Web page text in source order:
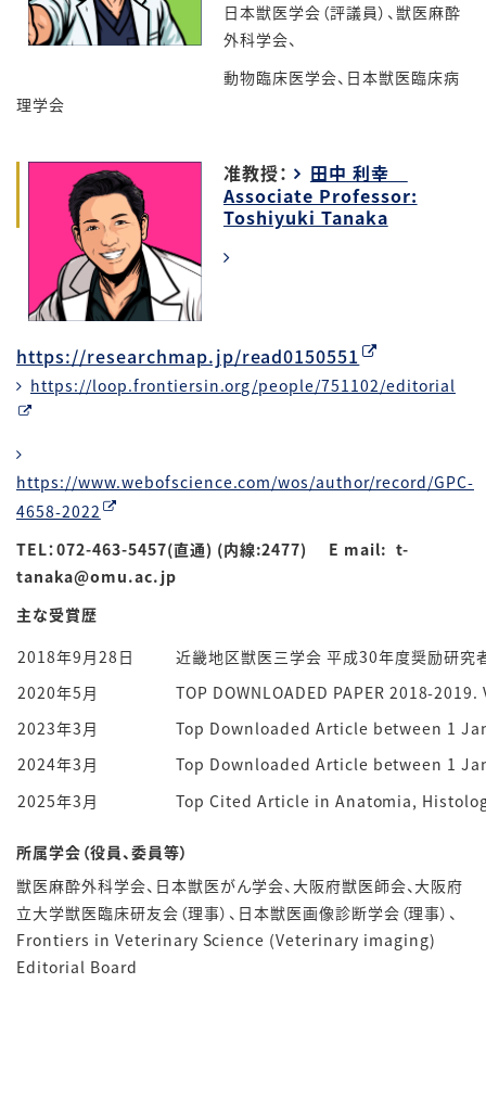
日本獣医学会（評議員）、獣医麻酔
外科学会、
動物臨床医学会、日本獣医臨床病
理学会
准教授：
田中 利幸
Associate Professor:
Toshiyuki Tanaka
https://researchmap.jp/read0150551
https://loop.frontiersin.org/people/751102/editorial
https://www.webofscience.com/wos/author/record/GPC-
4658-2022
TEL：072-463-5457(直通) (内線:2477) E mail: t-
tanaka@omu.ac.jp
主な受賞歴
2018年9月28日
近畿地区獣医三学会 平成30年度奨励研究
2020年5月
TOP DOWNLOADED PAPER 2018-
2023年3月
Top Downloaded Article between 1
2024年3月
Top Downloaded Article between 1
2025年3月
Top Cited Article in Anatomia,
所属学会（役員、委員等）
獣医麻酔外科学会、日本獣医がん学会、 大阪府獣医師会、大阪府
立大学獣医臨床研友会（理事）、日本獣医画像診断学会（理事）、
Frontiers in Veterinary Science (Veterinary imaging)
Editorial Board